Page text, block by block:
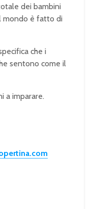
dei bambini
mondo è fatto di
che i
sentono come il
a imparare.